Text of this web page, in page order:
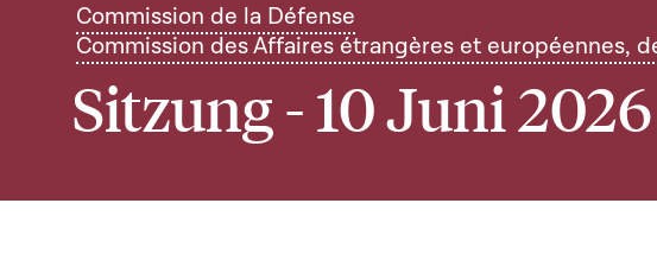
Commission de la Défense
Commission des Affaires étrangères et européennes,
Sitzung - 10 Juni 2026